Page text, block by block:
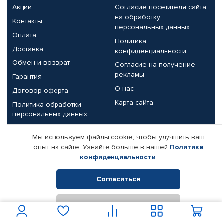
Акции
Контакты
Оплата
Доставка
Обмен и возврат
Гарантия
Договор-оферта
Политика обработки
персональных данных
Согласие посетителя сайта
на обработку
персональных данных
Политика
конфиденциальности
Согласие на получение
рекламы
О нас
Карта сайта
Партнерам
Корпоративным клиентам
Поставщикам
Реквизиты компании
© КАМАЗ ЦЕНТР ДОНЕЦК, 2015-2026. Все права защищены.
Интернет-магазин автомобильных товаров Автопрофи.
Мы используем файлы cookie, чтобы улучшить ваш
опыт на сайте. Узнайте больше в нашей Политике
конфиденциальности.
Согласиться
Отклонить